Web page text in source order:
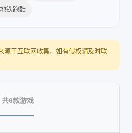
铁跑酷
源于互联网收集，如有侵权请及时联
共6款游戏